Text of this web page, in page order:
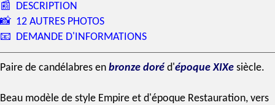
📰 DESCRIPTION
📸 12 AUTRES PHOTOS
📧 DEMANDE D'INFORMATIONS
Paire de candélabres en bronze doré d'époque XIXe siècle.
Beau modèle de style Empire et d'époque Restauration, vers